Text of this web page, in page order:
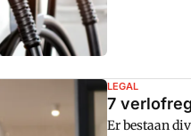
LEGAL
7
Er bestaan